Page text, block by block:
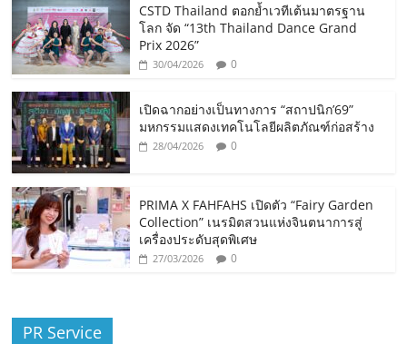
CSTD Thailand ตอกย้ำเวทีเต้นมาตรฐาน
โลก จัด “13th Thailand Dance Grand
Prix 2026”
30/04/2026 0
เปิดฉากอย่างเป็นทางการ “สถาปนิก’69”
มหกรรมแสดงเทคโนโลยีผลิตภัณฑ์ก่อสร้าง
28/04/2026 0
PRIMA X FAHFAHS เปิดตัว “Fairy Garden
Collection” เนรมิตสวนแห่งจินตนาการสู่
เครื่องประดับสุดพิเศษ
27/03/2026 0
PR Service